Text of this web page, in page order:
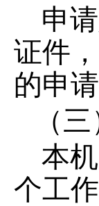
申
证件
的申
（
本
个工